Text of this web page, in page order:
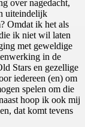
over nagedacht,
uiteindelijk
Omdat ik het als
ik niet wil laten
met geweldige
in de
Stars en gezellige
iedereen (en) om
spelen om die
hoop ik ook mij
dat komt tevens